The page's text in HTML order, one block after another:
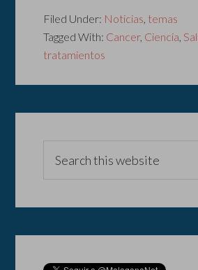
Filed Under: Noticias, temas
Tagged With: Cancer, Ciencia,
tratamientos